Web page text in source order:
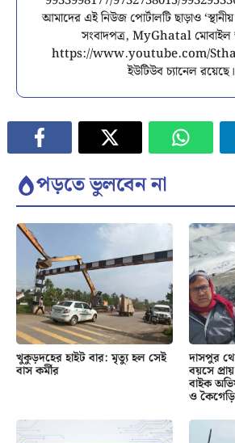
আমাদের এই নিউজ পোর্টালটি ছাড়াও
সংবাদপত্র, MyGhatal মোবাইল
https://www.youtube.com/
ইউটিউব চ্যানেল রয়েছে।
পড়তে ভুলবেন না
খুকুড়দহের হাইট বার: মৃত্যু হল সেই
বাস কর্মীর
দাসপুর
বয়সে
বাইক
ও